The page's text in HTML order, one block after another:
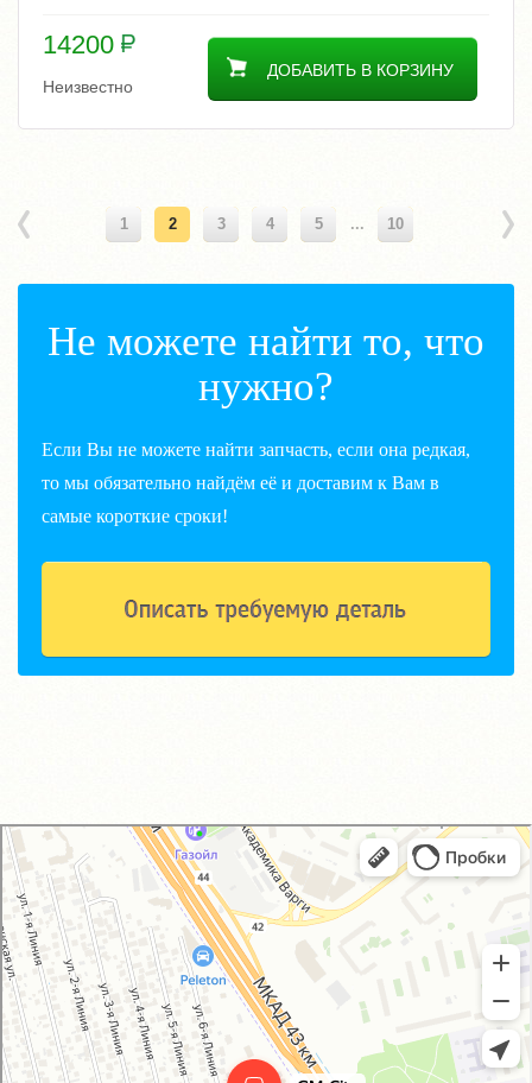
14200
ДОБАВИТЬ В КОРЗИНУ
Неизвестно
1 2 3 4 5 ... 10
Не можете найти то, что
нужно?
Если Вы не можете найти запчасть, если она редкая,
то мы обязательно найдём её и доставим к Вам в
самые короткие сроки!
GM-City&VAG-Repair
Автосервис, автотехцентр в Москве
Магазин автозапчастей и автотоваров в Москве